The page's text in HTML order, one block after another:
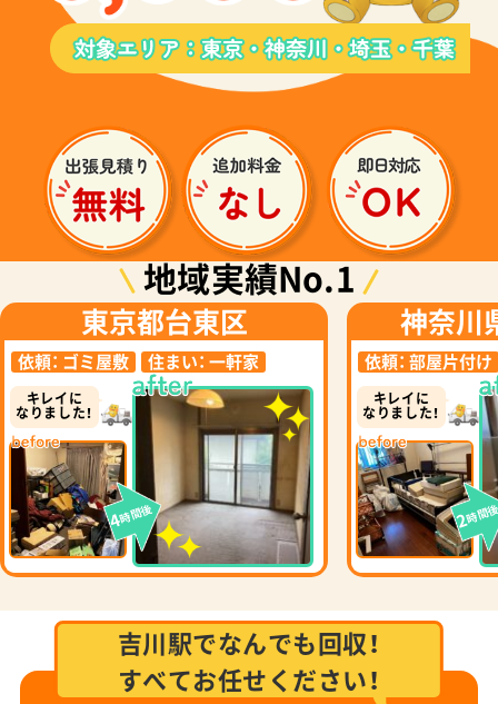
地域実績No.1
東京都台東区
依頼： ゴミ屋敷 住まい： 一軒家
キレイに
なりました！
4時間後
神奈川
依頼： 部屋片付け
キレイに
なりました！
2時間
吉川駅でなんでも回収！
すべてお任せください！